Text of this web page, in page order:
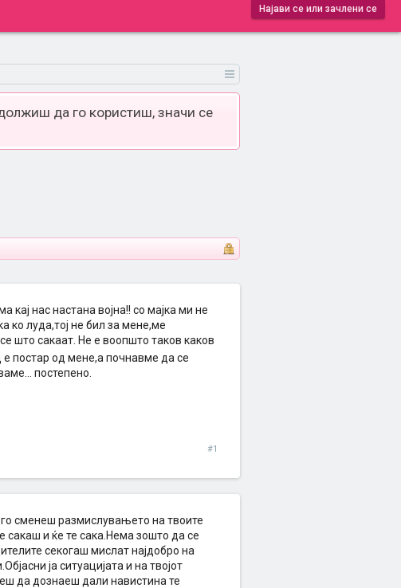
Најави се или зачлени се
да го користиш, значи се
кај нас настана војна!! со мајка ми не
ко луда,тој не бил за мене,ме
што сакаат. Не е воопшто таков каков
е постар од мене,а почнавме да се
постепено.
#1
сменеш размислувањето на твоите
сакаш и ќе те сака.Нема зошто да се
секогаш мислат најдобро на
ја ситуацијата и на твојот
да дознаеш дали навистина те